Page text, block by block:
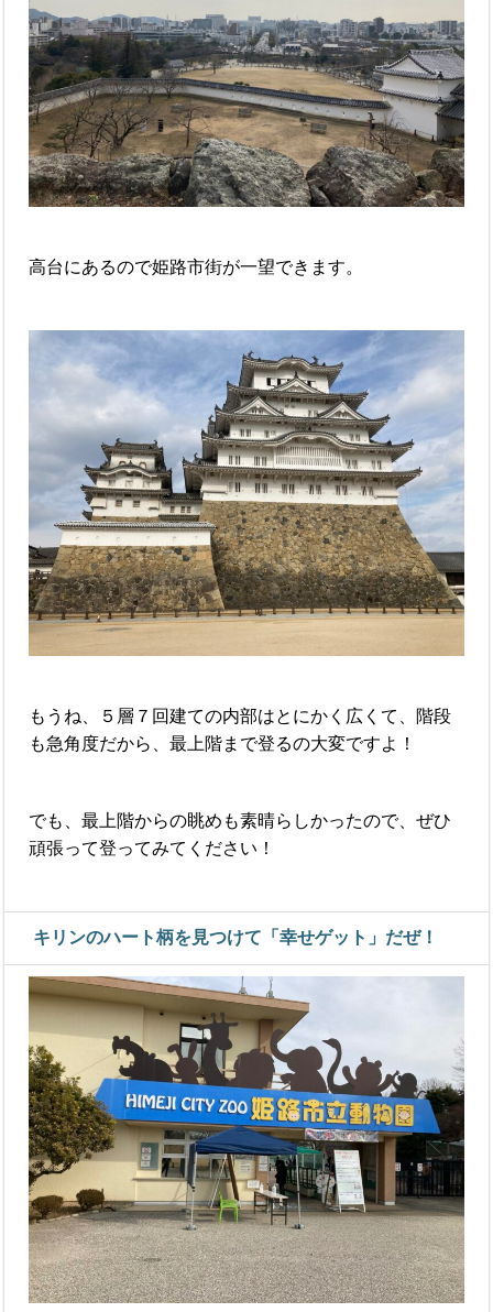
高台にあるので姫路市街が一望できます。
もうね、５層７回建ての内部はとにかく広くて、階段
も急角度だから、最上階まで登るの大変ですよ！
でも、最上階からの眺めも素晴らしかったので、ぜひ
頑張って登ってみてください！
キリンのハート柄を見つけて「幸せゲット」だぜ！